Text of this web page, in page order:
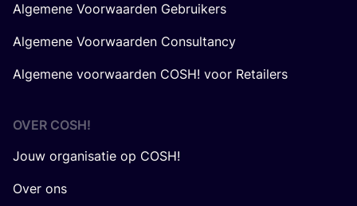
Algemene Voorwaarden Gebruikers
Algemene Voorwaarden Consultancy
Algemene voorwaarden COSH! voor Retailers
OVER COSH!
Jouw organisatie op COSH!
Over ons